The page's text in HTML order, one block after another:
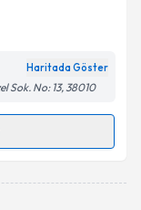
Haritada Göster
Sok. No: 13, 38010